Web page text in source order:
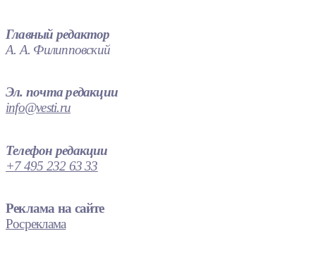
Главный редактор
А. А. Филипповский
Эл. почта редакции
info@vesti.ru
Телефон редакции
+7 495 232 63 33
Реклама на сайте
Росреклама